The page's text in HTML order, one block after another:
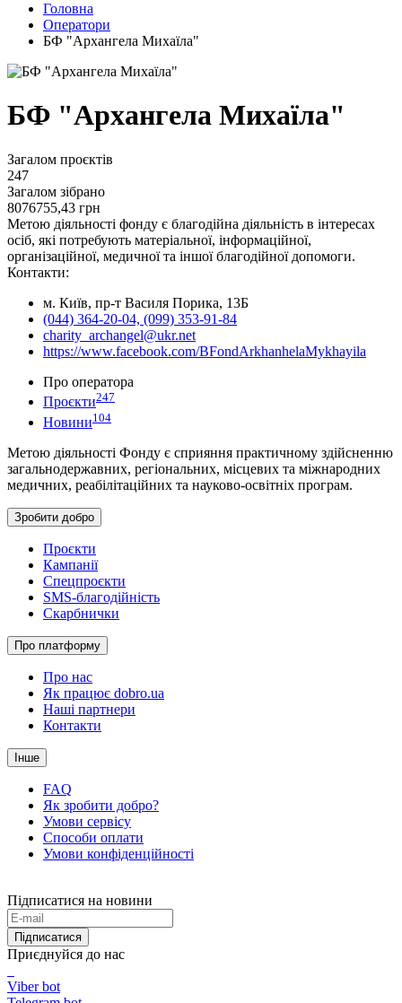
Головна
Оператори
БФ "Архангела Михаїла"
БФ "Архангела Михаїла"
Загалом проєктів
247
Загалом зібрано
8076755,43 грн
Метою діяльності фонду є благодійна діяльність в інтересах
осіб, які потребують матеріальної, інформаційної,
організаційної, медичної та іншої благодійної допомоги.
Контакти:
м. Київ, пр-т Василя Порика, 13Б
(044) 364-20-04, (099) 353-91-84
charity_archangel@ukr.net
https://www.facebook.com/BFondArkhanhelaMykhayila
Про оператора
Проєкти247
Новини104
Метою діяльності Фонду є сприяння практичному здійсненню
загальнодержавних, регіональних, місцевих та міжнародних
медичних, реабілітаційних та науково-освітніх програм.
Зробити добро
Проєкти
Кампанії
Спецпроєкти
SMS-благодійність
Скарбнички
Про платформу
Про нас
Як працює dobro.ua
Наші партнери
Контакти
Інше
FAQ
Як зробити добро?
Умови сервісу
Способи оплати
Умови конфіденційності
Підписатися на новини
Підписатися
Приєднуйся до нас
Viber bot